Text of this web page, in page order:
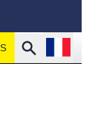
Search